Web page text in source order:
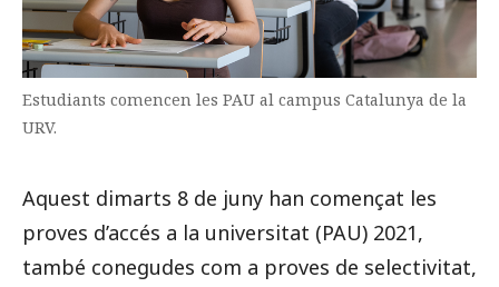
Estudiants comencen les PAU al campus Catalunya de la
URV.
Aquest dimarts 8 de juny han començat les
proves d’accés a la universitat (PAU) 2021,
també conegudes com a proves de selectivitat,